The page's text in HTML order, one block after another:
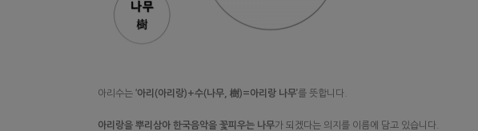
아리수는 ‘아리(아리랑)+수(나무, 樹)=아리랑 나무’를 뜻합니다.
아리랑을 뿌리삼아 한국음악을 꽃피우는 나무가 되겠다는 의지를 이름에 담고 있습니다.